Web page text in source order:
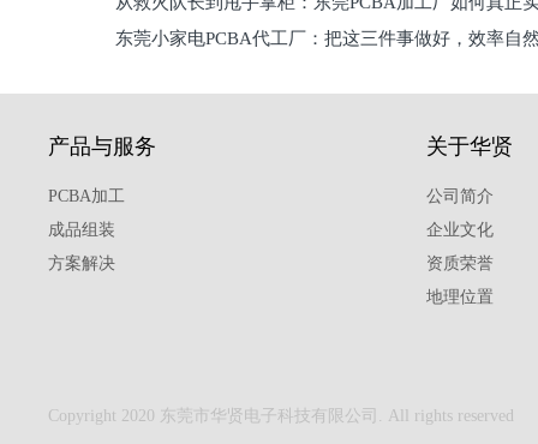
东莞小家电PCBA代工厂：把这三件事做好，效率自
产品与服务
PCBA加工
成品组装
方案解决
关于华贤
公司简介
企业文化
资质荣誉
地理位置
Copyright 2020 东莞市华贤电子科技有限公司. All rights reserved